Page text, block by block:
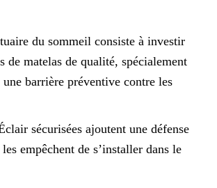
du sommeil consiste à investir
de matelas de qualité, spécialement
une barrière préventive contre les
sécurisées ajoutent une défense
empêchent de s’installer dans le